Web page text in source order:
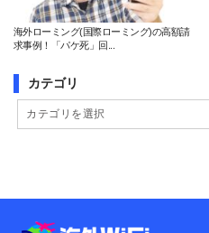
海外ローミング(国際ローミング)の高額請
求事例！「パケ死」回...
カテゴリ